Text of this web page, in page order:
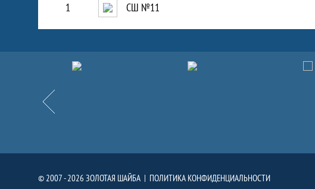
1 СШ №11
Назад
Партнёры
© 2007 - 2026 ЗОЛОТАЯ ШАЙБА | ПОЛИТИКА КОНФИДЕНЦИАЛЬНОСТИ